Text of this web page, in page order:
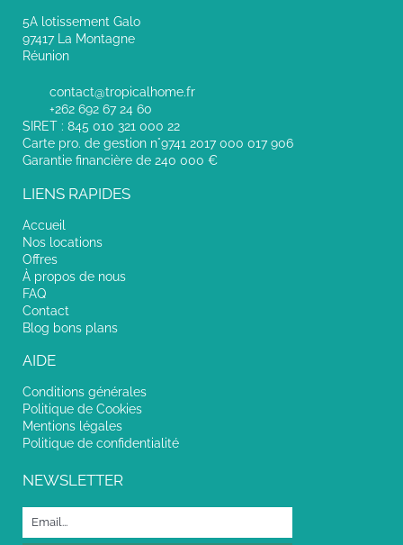
5A lotissement Galo
97417 La Montagne
Réunion
contact@tropicalhome.fr
+262 692 67 24 60
SIRET : 845 010 321 000 22
Carte pro. de gestion n°9741 2017 000 017 906
Garantie financière de 240 000 €
LIENS RAPIDES
Accueil
Nos locations
Offres
À propos de nous
FAQ
Contact
Blog bons plans
AIDE
Conditions générales
Politique de Cookies
Mentions légales
Politique de confidentialité
NEWSLETTER